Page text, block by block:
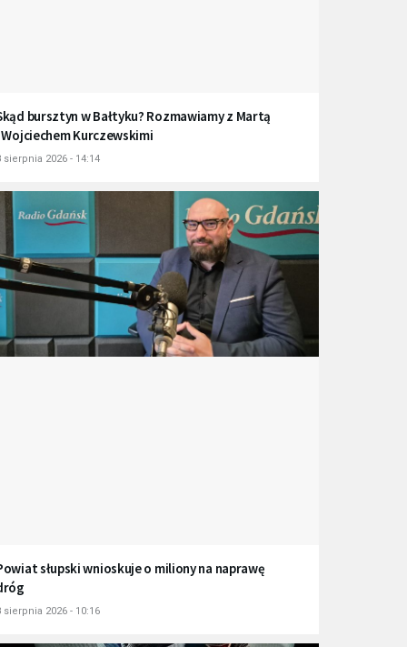
bursztyn w Bałtyku? Rozmawiamy z Martą
Kurczewskimi
sierpnia 2026 - 14:14
słupski wnioskuje o miliony na naprawę
sierpnia 2026 - 10:16